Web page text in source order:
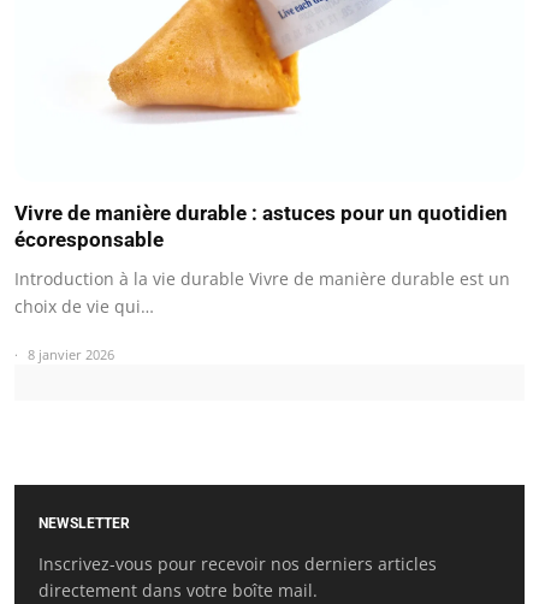
Vivre de manière durable : astuces pour un quotidien
écoresponsable
Introduction à la vie durable Vivre de manière durable est un
choix de vie qui…
8 janvier 2026
NEWSLETTER
Inscrivez-vous pour recevoir nos derniers articles
directement dans votre boîte mail.